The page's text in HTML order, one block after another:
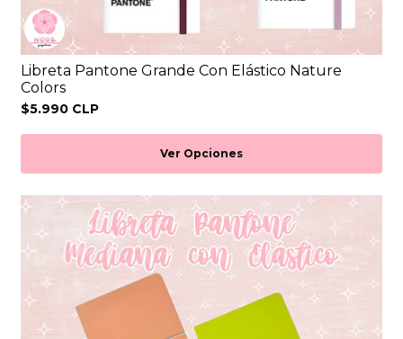
Libreta Pantone Grande Con Elástico Nature
Colors
$5.990 CLP
Ver Opciones